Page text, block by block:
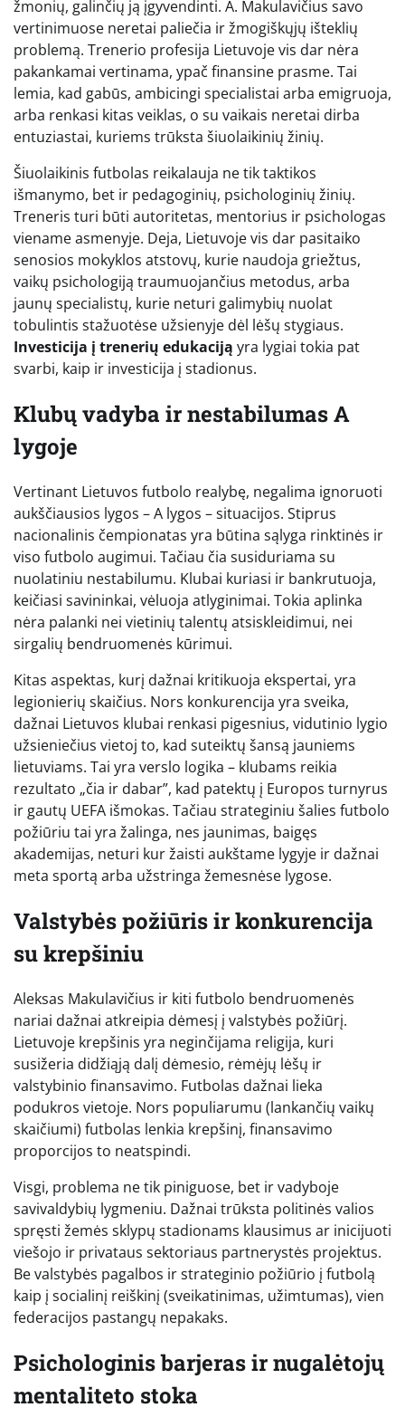
žmonių, galinčių ją įgyvendinti. A. Makulavičius savo
vertinimuose neretai paliečia ir žmogiškųjų išteklių
problemą. Trenerio profesija Lietuvoje vis dar nėra
pakankamai vertinama, ypač finansine prasme. Tai
lemia, kad gabūs, ambicingi specialistai arba emigruoja,
arba renkasi kitas veiklas, o su vaikais neretai dirba
entuziastai, kuriems trūksta šiuolaikinių žinių.
Šiuolaikinis futbolas reikalauja ne tik taktikos
išmanymo, bet ir pedagoginių, psichologinių žinių.
Treneris turi būti autoritetas, mentorius ir psichologas
viename asmenyje. Deja, Lietuvoje vis dar pasitaiko
senosios mokyklos atstovų, kurie naudoja griežtus,
vaikų psichologiją traumuojančius metodus, arba
jaunų specialistų, kurie neturi galimybių nuolat
tobulintis stažuotėse užsienyje dėl lėšų stygiaus.
Investicija į trenerių edukaciją yra lygiai tokia pat
svarbi, kaip ir investicija į stadionus.
Klubų vadyba ir nestabilumas A
lygoje
Vertinant Lietuvos futbolo realybę, negalima ignoruoti
aukščiausios lygos – A lygos – situacijos. Stiprus
nacionalinis čempionatas yra būtina sąlyga rinktinės ir
viso futbolo augimui. Tačiau čia susiduriama su
nuolatiniu nestabilumu. Klubai kuriasi ir bankrutuoja,
keičiasi savininkai, vėluoja atlyginimai. Tokia aplinka
nėra palanki nei vietinių talentų atsiskleidimui, nei
sirgalių bendruomenės kūrimui.
Kitas aspektas, kurį dažnai kritikuoja ekspertai, yra
legionierių skaičius. Nors konkurencija yra sveika,
dažnai Lietuvos klubai renkasi pigesnius, vidutinio lygio
užsieniečius vietoj to, kad suteiktų šansą jauniems
lietuviams. Tai yra verslo logika – klubams reikia
rezultato „čia ir dabar”, kad patektų į Europos turnyrus
ir gautų UEFA išmokas. Tačiau strateginiu šalies futbolo
požiūriu tai yra žalinga, nes jaunimas, baigęs
akademijas, neturi kur žaisti aukštame lygyje ir dažnai
meta sportą arba užstringa žemesnėse lygose.
Valstybės požiūris ir konkurencija
su krepšiniu
Aleksas Makulavičius ir kiti futbolo bendruomenės
nariai dažnai atkreipia dėmesį į valstybės požiūrį.
Lietuvoje krepšinis yra neginčijama religija, kuri
susižeria didžiąją dalį dėmesio, rėmėjų lėšų ir
valstybinio finansavimo. Futbolas dažnai lieka
podukros vietoje. Nors populiarumu (lankančių vaikų
skaičiumi) futbolas lenkia krepšinį, finansavimo
proporcijos to neatspindi.
Visgi, problema ne tik piniguose, bet ir vadyboje
savivaldybių lygmeniu. Dažnai trūksta politinės valios
spręsti žemės sklypų stadionams klausimus ar inicijuoti
viešojo ir privataus sektoriaus partnerystės projektus.
Be valstybės pagalbos ir strateginio požiūrio į futbolą
kaip į socialinį reiškinį (sveikatinimas, užimtumas), vien
federacijos pastangų nepakaks.
Psichologinis barjeras ir nugalėtojų
mentaliteto stoka